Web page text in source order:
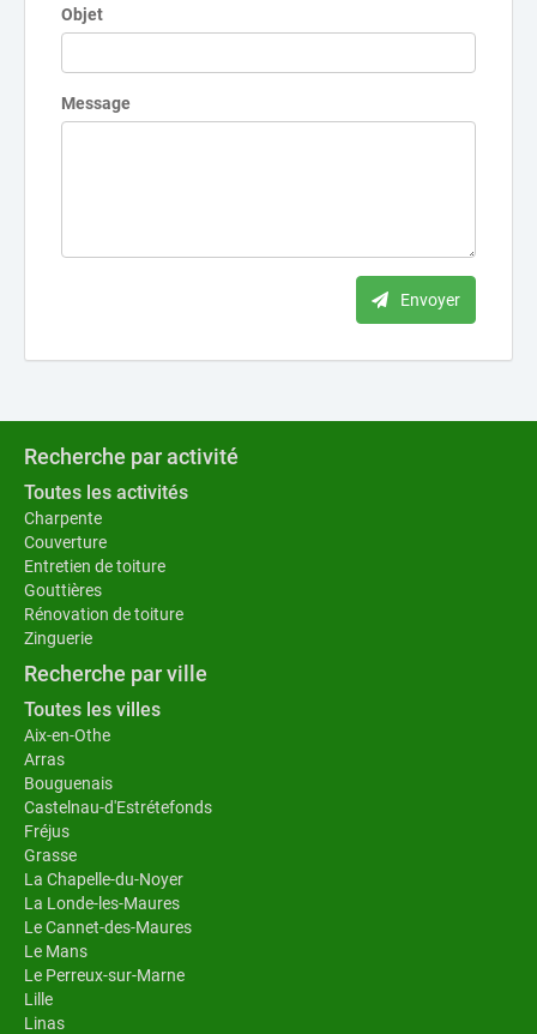
Objet
Message
Envoyer
Recherche par activité
Toutes les activités
Charpente
Couverture
Entretien de toiture
Gouttières
Rénovation de toiture
Zinguerie
Recherche par ville
Toutes les villes
Aix-en-Othe
Arras
Bouguenais
Castelnau-d'Estrétefonds
Fréjus
Grasse
La Chapelle-du-Noyer
La Londe-les-Maures
Le Cannet-des-Maures
Le Mans
Le Perreux-sur-Marne
Lille
Linas